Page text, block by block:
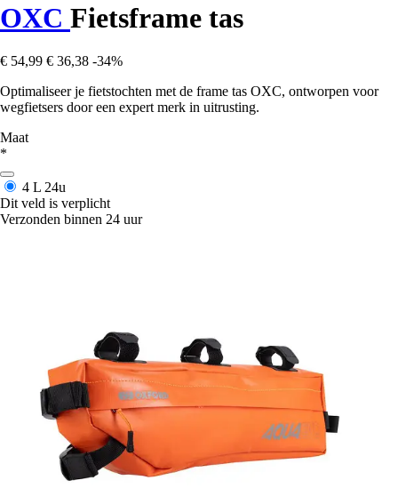
OXC Fietsframe tas
€ 54,99 € 36,38 -34%
Optimaliseer je fietstochten met de frame tas OXC, ontworpen voor
wegfietsers door een expert merk in uitrusting.
Maat
*
4 L 24u
Dit veld is verplicht
Verzonden binnen 24 uur